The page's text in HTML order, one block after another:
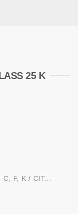
25 K
F, K / CIT...